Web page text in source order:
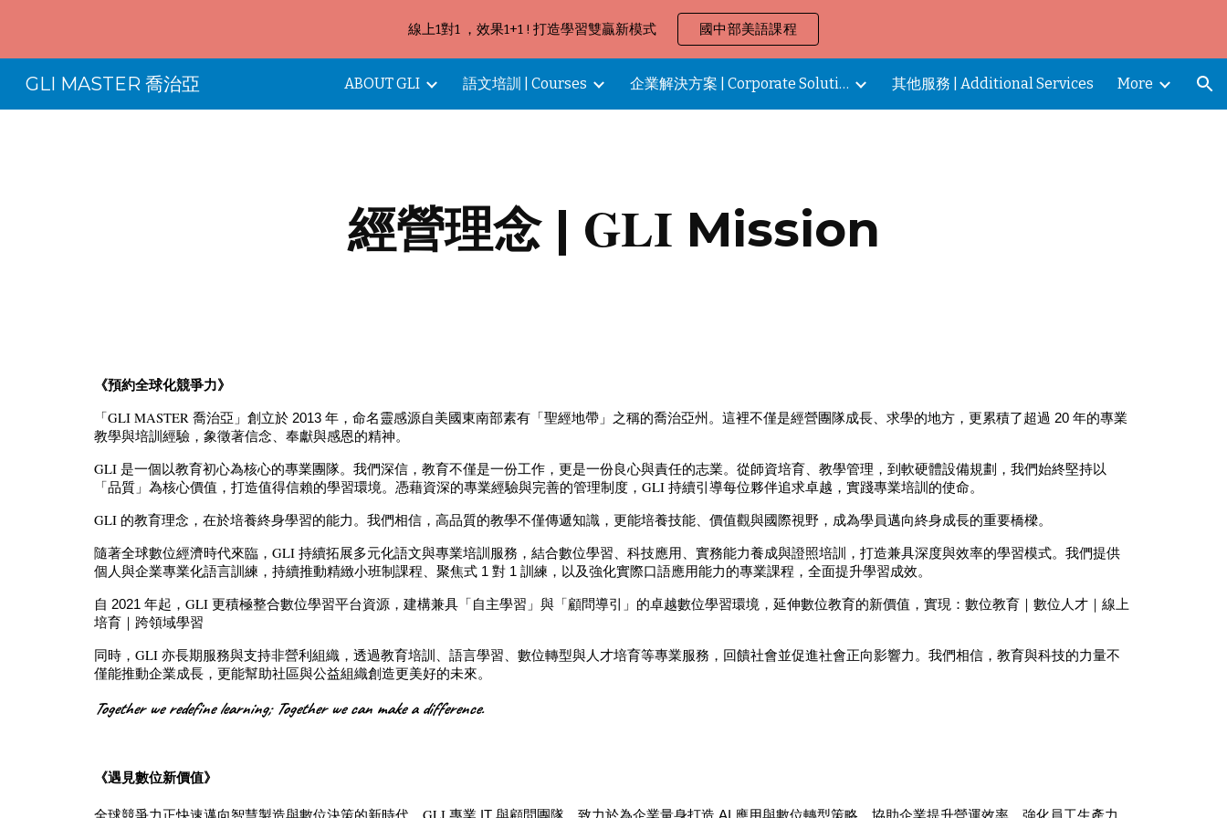
Skip to main content Skip to navigation
線上1對1 ，效果1+1 ! 打造學習雙贏新模式 國中部美語課程
GLI MASTER 喬治亞 ABOUT GLI 語文培訓 | Courses 企業解決方案 | Corporate Solutions 其他服務 | Additional Services More
經營理念 | GLI Mission
《預約全球化競爭力》
「 GLI MASTER 喬治亞」創立於 2013 年，命名靈感源自美國東南部素有「聖經地帶」之稱的喬治亞州。這裡不僅是經營團隊成長、求學的地方，更累積了超過 20 年的專業
教學與培訓經驗，象徵著信念、奉獻與感恩的精神。
GLI 是一個以教育初心為核心的專業團隊。我們深信，教育不僅是一份工作，更是一份良心與責任的志業。從師資培育、教學管理，到軟硬體設備規劃，我們始終堅持以
「品質」為核心價值，打造值得信賴的學習環境。憑藉資深的專業經驗與完善的管理制度， GLI 持續引導每位夥伴追求卓越，實踐專業培訓的使命。
GLI 的教育理念，在於培養終身學習的能力。我們相信，高品質的教學不僅傳遞知識，更能培養技能、價值觀與國際視野，成為學員邁向終身成長的重要橋樑。
隨著全球數位經濟時代來臨， GLI 持續拓展多元化語文與專業培訓服務，結合數位學習、科技應用、實務能力養成與證照培訓，打造兼具深度與效率的學習模式。我們提供
個人與企業專業化語言訓練，持續推動精緻小班制課程、聚焦式 1 對 1 訓練，以及強化實際口語應用能力的專業課程，全面提升學習成效。
自 2021 年起， GLI 更積極整合數位學習平台資源，建構兼具「自主學習」與「顧問導引」的卓越數位學習環境，延伸數位教育的新價值，實現：數位教育｜數位人才｜線上
培育｜跨領域學習
同時， GLI 亦長期服務與支持非營利組織，透過教育培訓、語言學習、數位轉型與人才培育等專業服務，回饋社會並促進社會正向影響力。我們相信，教育與科技的力量不
僅能推動企業成長，更能幫助社區與公益組織創造更美好的未來。
Together we redefine learning; Together we can make a difference.
《遇見數位新價值》